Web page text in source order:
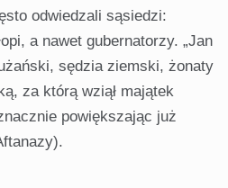
odwiedzali sąsiedzi:
a nawet gubernatorzy. „Jan
sędzia ziemski, żonaty
za którą wziął majątek
powiększając już